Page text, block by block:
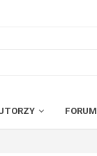
FORUM